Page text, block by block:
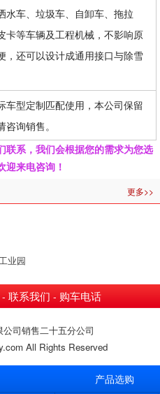
水车、垃圾车、自卸车、拖拉
卡等车辆及工程机械，不影响原
，还可以设计成通用接口与除雪
车型定制匹配使用，本公司保留
询销售。
联系，我们会根据您的需求为您选
迎来电咨询！
更多>>
业园
- 联系我们 - 购车电话
司销售二十五分公司
All Rights Reserved
产品选购